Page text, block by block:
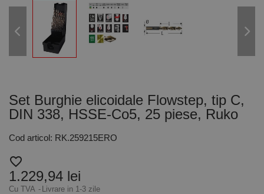
Set Burghie elicoidale Flowstep, tip C,
DIN 338, HSSE-Co5, 25 piese, Ruko
Cod articol: RK.259215ERO
favorite_border
1.229,94 lei
Cu TVA Livrare in 1-3 zile